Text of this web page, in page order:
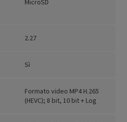
MicroSD
2.27
Sì
Formato video MP4 H.265
(HEVC); 8 bit, 10 bit + Log